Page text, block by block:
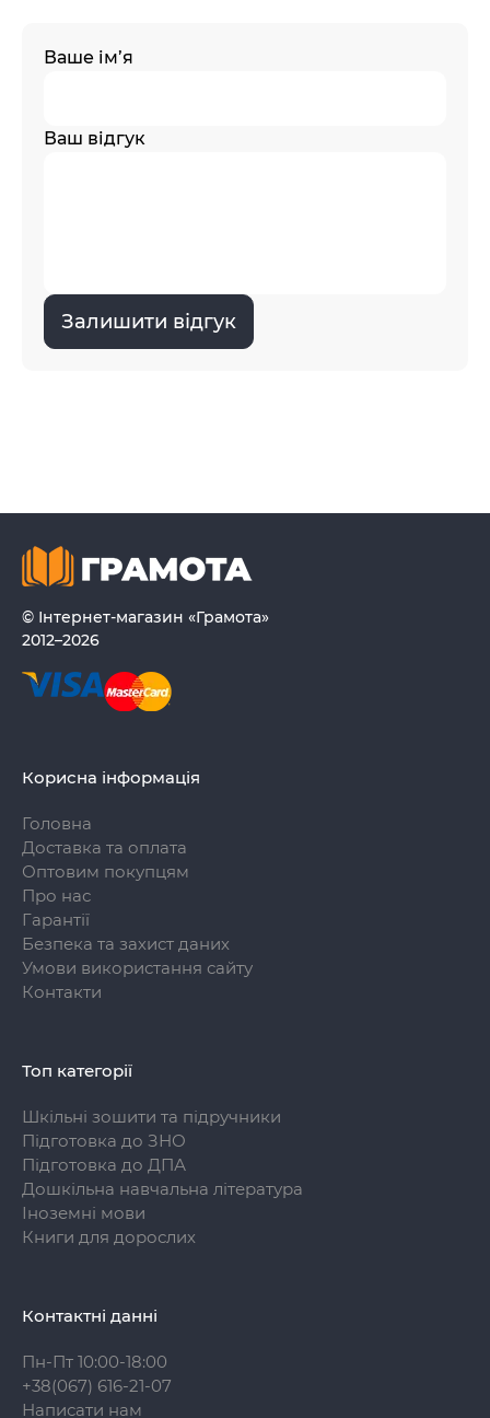
Ваше ім’я
Ваш відгук
Залишити відгук
© Інтернет-магазин «Грамота»
2012–2026
Корисна інформація
Головна
Доставка та оплата
Оптовим покупцям
Про нас
Гарантії
Безпека та захист даних
Умови використання сайту
Контакти
Топ категорії
Шкільні зошити та підручники
Підготовка до ЗНО
Підготовка до ДПА
Дошкільна навчальна література
Іноземні мови
Книги для дорослих
Контактні данні
Пн-Пт 10:00-18:00
+38(067) 616-21-07
Написати нам